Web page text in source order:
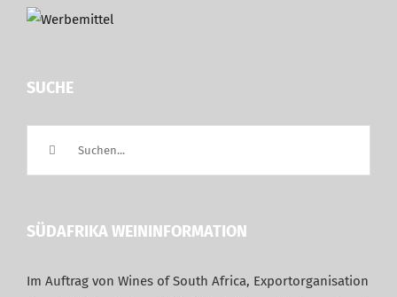
SUCHE
SÜDAFRIKA WEININFORMATION
Im Auftrag von Wines of South Africa, Exportorganisation